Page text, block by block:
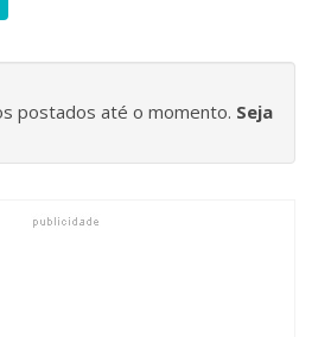
postados até o momento. Seja